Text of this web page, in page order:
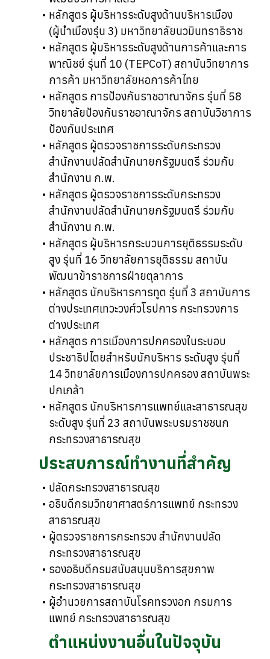
หลักสูตร ผู้บริหารระดับสูงด้านบริหารเมือง
(ผู้นำเมืองรุ่น 3) มหาวิทยาลัยนวมินทราธิราช
หลักสูตร ผู้บริหารระดับสูงด้านการค้าและการ
พาณิชย์ รุ่นที่ 10 (TEPCoT) สถาบันวิทยาการ
การค้า มหาวิทยาลัยหอการค้าไทย
หลักสูตร การป้องกันราชอาณาจักร รุ่นที่ 58
วิทยาลัยป้องกันราชอาณาจักร สถาบันวิชาการ
ป้องกันประเทศ
หลักสูตร ผู้ตรวจราชการระดับกระทรวง
สำนักงานปลัดสำนักนายกรัฐมนตรี ร่วมกับ
สำนักงาน ก.พ.
หลักสูตร ผู้ตรวจราชการระดับกระทรวง
สำนักงานปลัดสำนักนายกรัฐมนตรี ร่วมกับ
สำนักงาน ก.พ.
หลักสูตร ผู้บริหารกระบวนการยุติธรรมระดับ
สูง รุ่นที่ 16 วิทยาลัยการยุติธรรม สถาบัน
พัฒนาข้าราชการฝ่ายตุลาการ
หลักสูตร นักบริหารการทูต รุ่นที่ 3 สถาบันการ
ต่างประเทศเทวะวงศ์วโรปการ กระทรวงการ
ต่างประเทศ
หลักสูตร การเมืองการปกครองในระบอบ
ประชาธิปไตยสำหรับนักบริหาร ระดับสูง รุ่นที่
14 วิทยาลัยการเมืองการปกครอง สถาบันพระ
ปกเกล้า
หลักสูตร นักบริหารการแพทย์และสาธารณสุข
ระดับสูง รุ่นที่ 23 สถาบันพระบรมราชชนก
กระทรวงสาธารณสุข
ประสบการณ์ทำงานที่สำคัญ
ปลัดกระทรวงสาธารณสุข
อธิบดีกรมวิทยาศาสตร์การแพทย์ กระทรวง
สาธารณสุข
ผู้ตรวจราชการกระทรวง สำนักงานปลัด
กระทรวงสาธารณสุข
รองอธิบดีกรมสนับสนุนบริการสุขภาพ
กระทรวงสาธารณสุข
ผู้อำนวยการสถาบันโรคทรวงอก กรมการ
แพทย์ กระทรวงสาธารณสุข
ตำแหน่งงานอื่นในปัจจุบัน